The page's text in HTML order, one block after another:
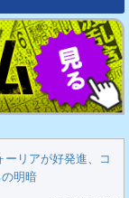
ーリアが好発進、コ
明暗